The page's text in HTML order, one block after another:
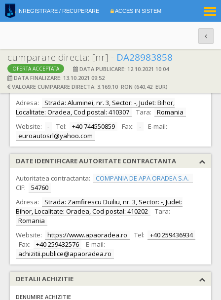
INREGISTRARE / RECUPERARE ACCES IN SISTEM
cumparare directa: [nr] - DA28983858
OFERTA ACCEPTATA
DATA PUBLICARE: 12.10.2021 10:04
DATA FINALIZARE: 13.10.2021 09:52
VALOARE CUMPARARE DIRECTA: 3.169,10 RON (640,42 EUR)
DATE IDENTIFICARE OFERTANT
Ofertant: S.C. EUROAUTO S.R.L. CIF: 7938365
Adresa:
Strada: Aluminei, nr. 3, Sector: -, Judet: Bihor,
Localitate: Oradea, Cod postal: 410307
Tara:
Romania
Website:
- Tel: +40 744550859 Fax: -
E-mail:
euroautosrl@yahoo.com
DATE IDENTIFICARE AUTORITATE CONTRACTANTA
Autoritatea contractanta:
COMPANIA DE APA ORADEA S.A.
CIF:
54760
Adresa:
Strada: Zamfirescu Duiliu, nr. 3, Sector: -, Judet:
Bihor, Localitate: Oradea, Cod postal: 410202
Tara:
Romania
Website:
https://www.apaoradea.ro Tel:
+40 259436934
Fax:
+40 259432576
E-mail:
achizitii.publice@apaoradea.ro
DETALII ACHIZITIE
DENUMIRE ACHIZITIE